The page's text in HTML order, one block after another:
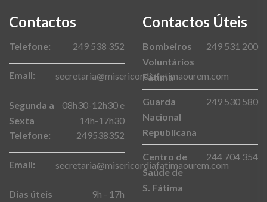
Contactos
Telefone: 249 538 352
Email: secretaria@misericordiafatimaourem.com
Segunda a
Sexta
08h30-12h30 e
14h-17h30
Telefone:
249538352
Email: secretaria@misericordiafatimaourem.com
Dias úteis 9h - 17h
Contactos Úteis
Bombeiros
Voluntários
Fátima
249 531 200
Guarda
Nacional
Republicana
249 530 580
Centro de
Saúde de
S. Fátima
244 704 354